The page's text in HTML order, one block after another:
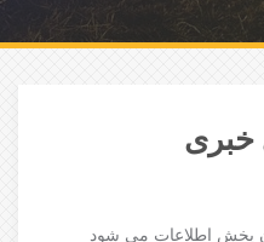
خبری
پخش اطلاعات می شود